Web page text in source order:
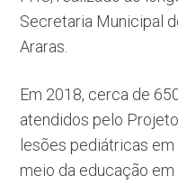
Secretaria Municipal
Araras.
Em 2018, cerca de
atendidos pelo
lesões pediátricas
meio da educação